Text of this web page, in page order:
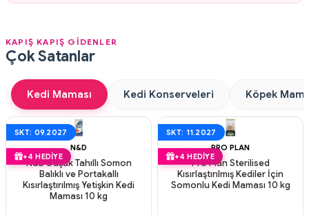
KAPIŞ KAPIŞ GİDENLER
Çok Satanlar
Kedi Maması Kedi Konserveleri Köpek
SKT: 09.2027
+4 HEDIYE
N&D
N&D Düşük Tahıllı Somon
Balıklı ve Portakallı
Kısırlaştırılmış Yetişkin Kedi
Maması 10 kg
SKT: 11.2027
+4 HEDIYE
PRO PLAN
Pro Plan Sterilised
Kısırlaştırılmış Kediler İçin
Somonlu Kedi Maması 10 kg